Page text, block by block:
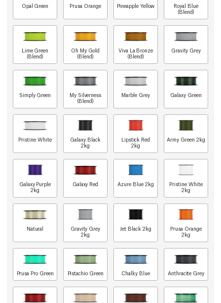
Opal Green Prusa Orange Pineapple Yellow
Royal Blue
(Blend)
Lime Green
(Blend)
Oh My Gold
(Blend)
Viva La Bronze
(Blend)
Gravity Grey
Simply Green
My Silverness
(Blend)
Marble Grey Galaxy Green
Pristine White
Galaxy Black
2kg
Lipstick Red
2kg
Army Green 2kg
Galaxy Purple
2kg
Galaxy Red Azure Blue 2kg
Pristine White
2kg
Natural
Gravity Grey
2kg
Jet Black 2kg
Prusa Orange
2kg
Prusa Pro Green Pistachio Green Chalky Blue Anthracite Grey